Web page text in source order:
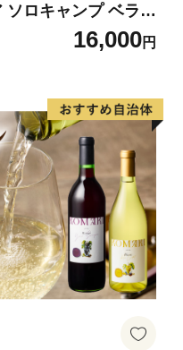
ソロキャンプ ベラン
16,000円